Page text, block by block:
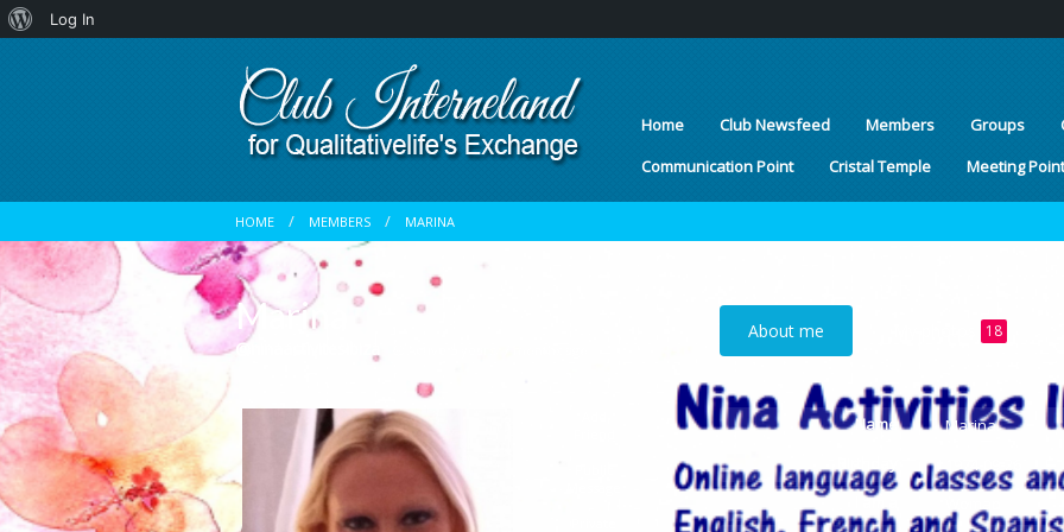
About
Log In
Home Club Newsfeed Members Groups
Communication Point
Cristal Temple Meeting Point
HOME MEMBERS MARINA
Marina
@ninaactivitesibiza
About me 18
Name
Marina
1974-09-26
I am a